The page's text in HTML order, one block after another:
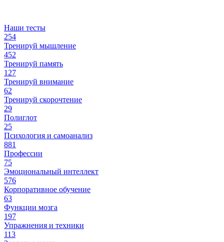
Наши тесты
254
Тренируй мышление
452
Тренируй память
127
Тренируй внимание
62
Тренируй скорочтение
29
Полиглот
25
Психология и самоанализ
881
Профессии
75
Эмоциональный интеллект
576
Корпоративное обучение
63
Функции мозга
197
Упражнения и техники
113